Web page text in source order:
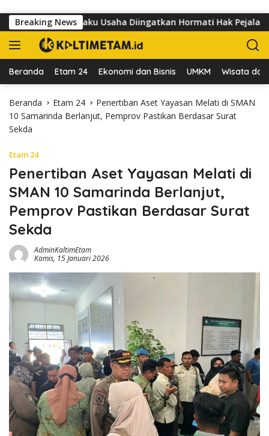
Breaking News
Pelaku Usaha Diingatkan Hormati Hak Pejalan Kaki
Beranda Etam 24 Ekonomi dan Bisnis UMKM Wisata dan
Beranda Etam 24
Penertiban Aset Yayasan Melati di SMAN
10 Samarinda Berlanjut, Pemprov Pastikan Berdasar Surat
Sekda
Etam 24
Penertiban Aset Yayasan Melati di
SMAN 10 Samarinda Berlanjut,
Pemprov Pastikan Berdasar Surat
Sekda
AdminKaltimEtam
Kamis, 15 Januari 2026